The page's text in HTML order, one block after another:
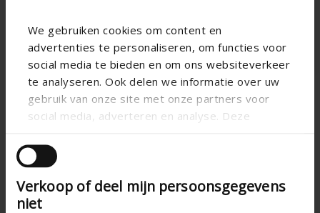
We gebruiken cookies om content en
advertenties te personaliseren, om functies voor
social media te bieden en om ons websiteverkeer
te analyseren. Ook delen we informatie over uw
gebruik van onze site met onze partners voor
social media, adverteren en analyse. Deze
andere informatie die u aan ze heeft verstrekt of
die ze hebben verzameld op basis van uw gebruik
van hun services.
Verkoop of deel mijn persoonsgegevens
niet
span direction, can
also be retrofitted